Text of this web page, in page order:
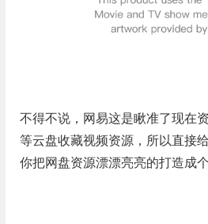
不得不说，网易这是瞅准了现在
等云盘收藏视频资源，所以直接
你把网盘资源漂漂亮亮的打造成个